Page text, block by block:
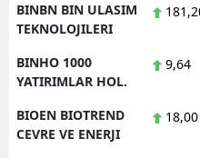
BINBN BIN ULASIM
TEKNOLOJILERI
BINHO 1000
YATIRIMLAR HOL.
9,64
BIOEN BIOTREND
CEVRE VE ENERJI
18,00